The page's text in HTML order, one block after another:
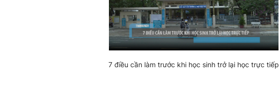
7 điều cần làm trước khi học sinh trở lại học trực tiếp